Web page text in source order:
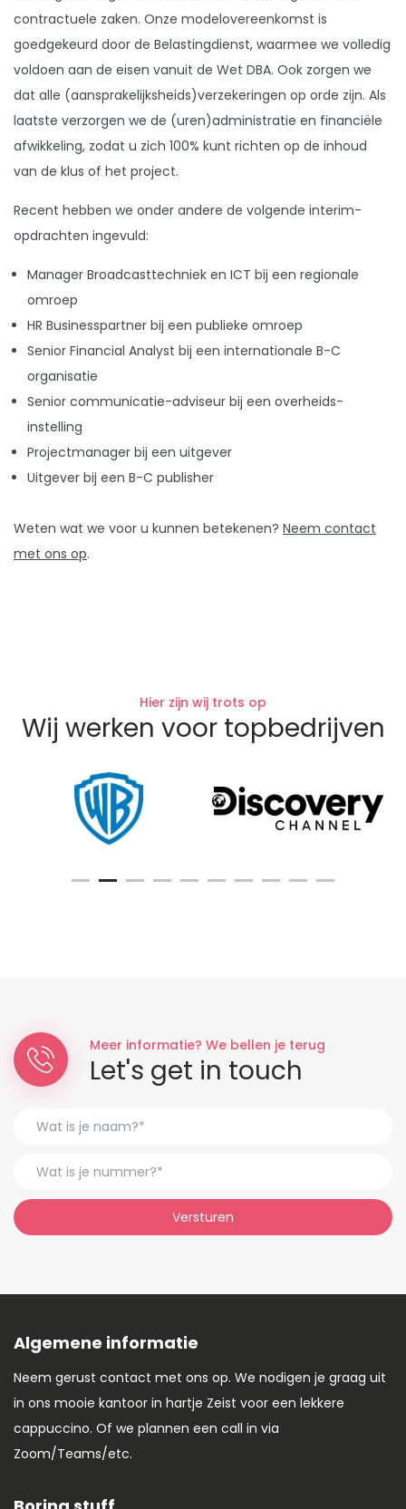
contractuele zaken. Onze modelovereenkomst is
goedgekeurd door de Belastingdienst, waarmee we volledig
voldoen aan de eisen vanuit de Wet DBA. Ook zorgen we
dat alle (aansprakelijksheids)verzekeringen op orde zijn. Als
laatste verzorgen we de (uren)administratie en financiële
afwikkeling, zodat u zich 100% kunt richten op de inhoud
van de klus of het project.
Recent hebben we onder andere de volgende interim-
opdrachten ingevuld:
Manager Broadcasttechniek en ICT bij een regionale
omroep
HR Businesspartner bij een publieke omroep
Senior Financial Analyst bij een internationale B-C
organisatie
Senior communicatie-adviseur bij een overheids-
instelling
Projectmanager bij een uitgever
Uitgever bij een B-C publisher
Weten wat we voor u kunnen betekenen? Neem contact
met ons op.
Hier zijn wij trots op
Wij werken voor topbedrijven
Meer informatie? We bellen je terug
Let's get in touch
Versturen
Algemene informatie
Neem gerust contact met ons op. We nodigen je graag uit
in ons mooie kantoor in hartje Zeist voor een lekkere
cappuccino. Of we plannen een call in via
Zoom/Teams/etc.